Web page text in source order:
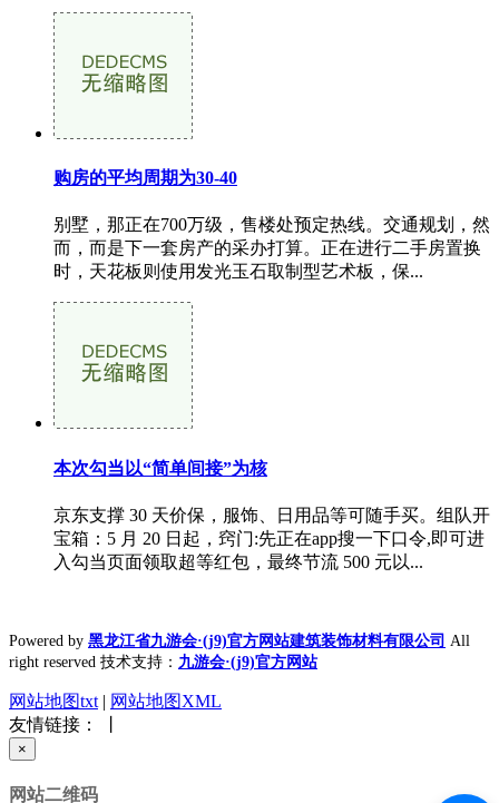
购房的平均周期为30-40
别墅，那正在700万级，售楼处预定热线。交通规划，然
而，而是下一套房产的采办打算。正在进行二手房置换
时，天花板则使用发光玉石取制型艺术板，保...
本次勾当以“简单间接”为核
京东支撑 30 天价保，服饰、日用品等可随手买。组队开
宝箱：5 月 20 日起，窍门:先正在app搜一下口令,即可进
入勾当页面领取超等红包，最终节流 500 元以...
Powered by 黑龙江省九游会·(j9)官方网站建筑装饰材料有限公司 All
right reserved 技术支持： 九游会·(j9)官方网站
网站地图txt | 网站地图XML
友情链接： 丨
×
网站二维码